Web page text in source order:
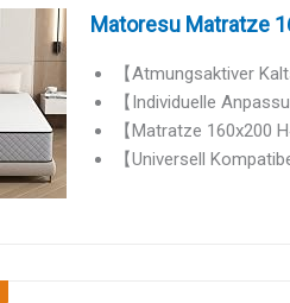
Matoresu Matratze
【Atmungsaktiver
【Individuelle
【Matratze 160x200
【Universell